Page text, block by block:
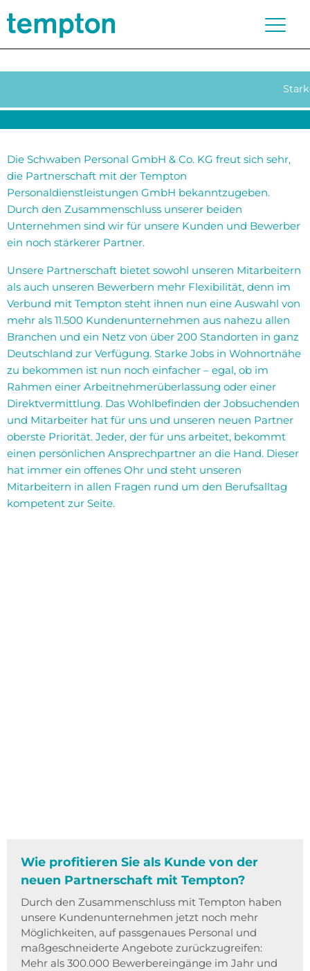
Die Schwaben Personal GmbH & Co. KG freut sich sehr,
die Partnerschaft mit der Tempton
Personaldienstleistungen GmbH bekanntzugeben.
Durch den Zusammenschluss unserer beiden
Unternehmen sind wir für unsere Kunden und Bewerber
ein noch stärkerer Partner.
Unsere Partnerschaft bietet sowohl unseren Mitarbeitern
als auch unseren Bewerbern mehr Flexibilität, denn im
Verbund mit Tempton steht ihnen nun eine Auswahl von
mehr als 11.500 Kundenunternehmen aus nahezu allen
Branchen und ein Netz von über 200 Standorten in ganz
Deutschland zur Verfügung. Starke Jobs in Wohnortnähe
zu bekommen ist nun noch einfacher – egal, ob im
Rahmen einer Arbeitnehmerüberlassung oder einer
Direktvermittlung. Das Wohlbefinden der Jobsuchenden
und Mitarbeiter hat für uns und unseren neuen Partner
oberste Priorität. Jeder, der für uns arbeitet, bekommt
einen persönlichen Ansprechpartner an die Hand. Dieser
hat immer ein offenes Ohr und steht unseren
Mitarbeitern in allen Fragen rund um den Berufsalltag
kompetent zur Seite.
Wie profitieren Sie als Kunde von der
neuen Partnerschaft mit Tempton?
Durch den Zusammenschluss mit Tempton haben
unsere Kundenunternehmen jetzt noch mehr
Möglichkeiten, auf passgenaues Personal und
maßgeschneiderte Angebote zurückzugreifen:
Mehr als 300.000 Bewerbereingänge im Jahr und